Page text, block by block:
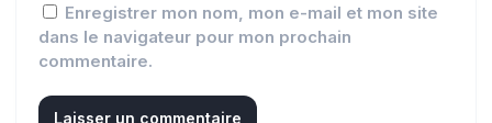
Enregistrer mon nom, mon e-mail et mon site
dans le navigateur pour mon prochain
commentaire.